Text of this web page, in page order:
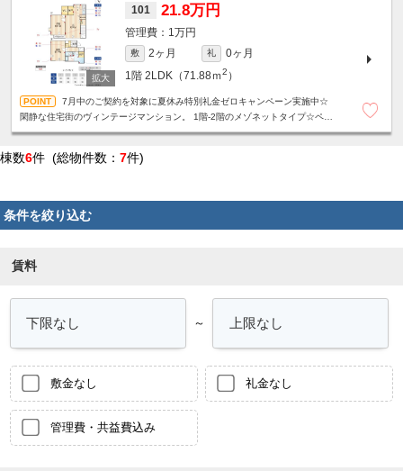
101 21.8万円
1万円
敷 2ヶ月 礼
0ヶ月
1階 2LDK（71.88ｍ2 ）
7月中のご契約を対象に夏休み特別礼金ゼロキャンペーン実施中☆
閑静な住宅街のヴィンテージマンション。 1階-2階のメゾネットタイプ☆ペッ
棟数6件 (総物件数： 7件)
条件を絞り込む
賃料
～
敷金なし 礼金なし
管理費・共益費込み